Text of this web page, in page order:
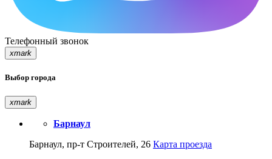
Телефонный звонок
xmark
Выбор города
xmark
Барнаул
Барнаул, пр-т Строителей, 26 Карта проезда